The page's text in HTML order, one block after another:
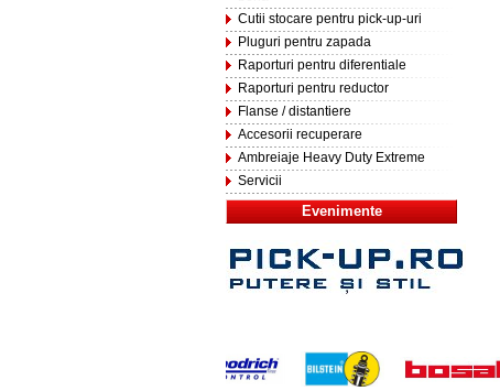
Cutii stocare pentru pick-up-uri
Pluguri pentru zapada
Raporturi pentru diferentiale
Raporturi pentru reductor
Flanse / distantiere
Accesorii recuperare
Ambreiaje Heavy Duty Extreme
Servicii
Evenimente